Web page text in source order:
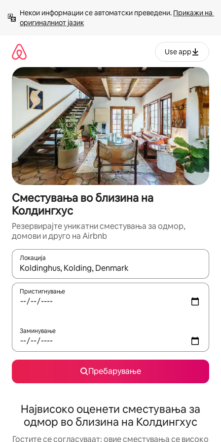
содржина
Некои информации се автоматски преведени. Прикажи на
оригиналниот јазик
Use app
Сместувања во близина на
Колдингхус
Резервирајте уникатни сместувања за одмор,
домови и друго на Airbnb
Локација
Кога резултатите се достапни, движете се со копчињата
Пристигнување
Заминување
Пребарување
Највисоко оценети сместувања за
одмор во близина на Колдингхус
Гостите се согласуваат: овие сместувања се високо